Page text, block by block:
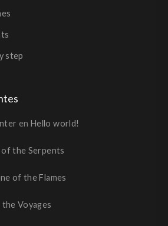
step
enHello world!
the Serpents
of the Flames
the Voyages